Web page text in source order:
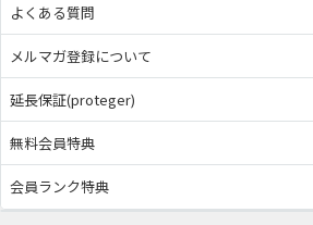
よくある質問
メルマガ登録について
延長保証(proteger)
無料会員特典
会員ランク特典